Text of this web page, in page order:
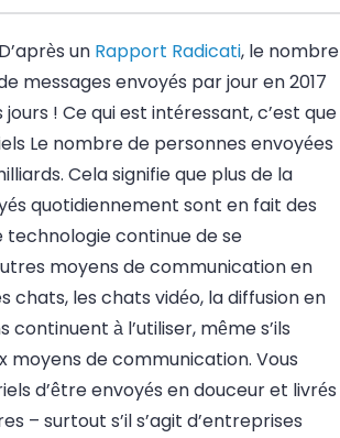
un Rapport Radicati, le nombre
messages envoyés par jour en 2017
! Ce qui est intéressant, c’est que
Le nombre de personnes envoyées
Cela signifie que plus de la
quotidiennement sont en fait des
technologie continue de se
moyens de communication en
chats, les chats vidéo, la diffusion en
à l’utiliser, même s’ils
de communication. Vous
d’être envoyés en douceur et livrés
– surtout s’il s’agit d’entreprises